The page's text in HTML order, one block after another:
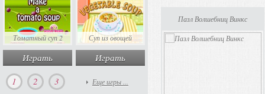
Пазл Волшебниц Винкс
Томатный суп 2
Играть
Суп из овощей
Играть
Тыквенный суп
любимый
1
2 3 Еще игры ...